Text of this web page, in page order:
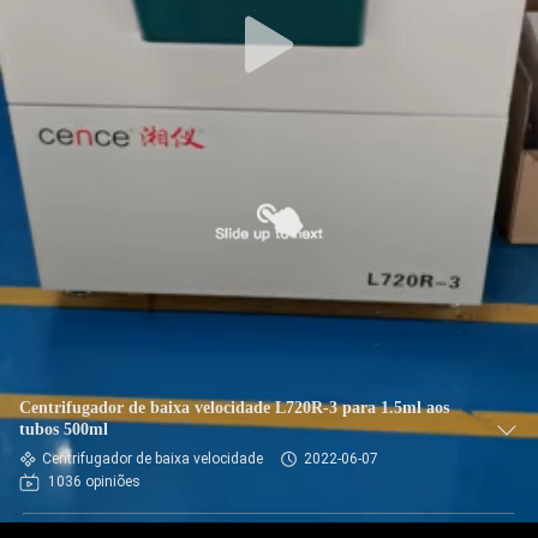
CONTROLE
DE
QUALIDADE
CONTACTE-
NOS
NOTÍCIAS
CASOS
VR
Centrifugador de baixa velocidade L720R-3 para 1.5ml aos
tubos 500ml
Centrifugador de baixa velocidade
2022-06-07
1036 opiniões